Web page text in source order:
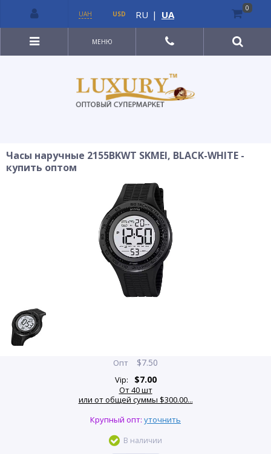
МЕНЮ
Часы наручные 2155BKWT SKMEI, BLACK-WHITE -
купить оптом
Опт $7.50
Vip: $7.00
От 40 шт
или от общей суммы $300.00...
Крупный опт: уточнить
В наличии
UAH USD RU | UA
0